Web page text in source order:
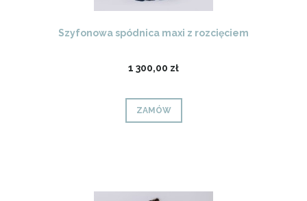
Szyfonowa spódnica maxi z rozcięciem
1 300,00 zł
ZAMÓW